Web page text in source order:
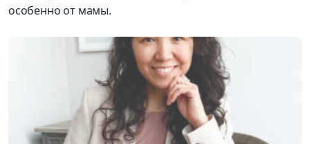
особенно от мамы.